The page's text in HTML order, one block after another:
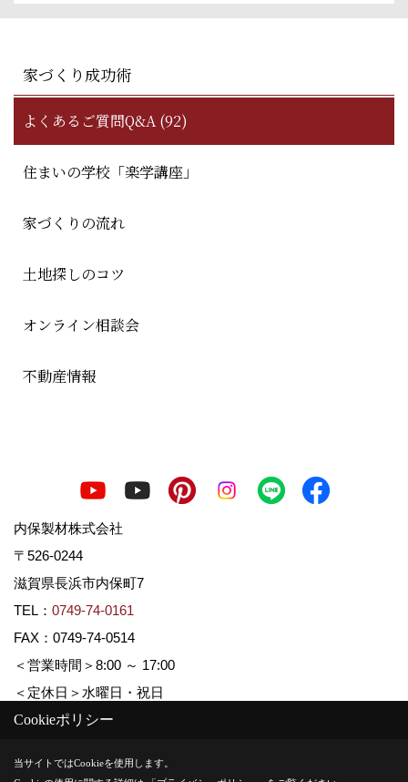
家づくり成功術
よくあるご質問Q&A (92)
住まいの学校「楽学講座」
家づくりの流れ
土地探しのコツ
オンライン相談会
不動産情報
内保製材株式会社
〒526-0244
滋賀県長浜市内保町7
TEL： 0749-74-0161
FAX：0749-74-0514
＜営業時間＞8:00 ～ 17:00
＜定休日＞水曜日・祝日
Copyright (c) Uchiboseizai. All Rights Reserved.
Cookieポリシー
当サイトではCookieを使用します。